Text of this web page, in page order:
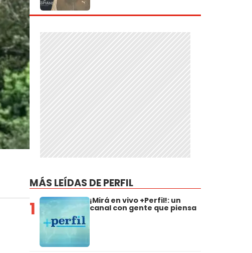
MÁS LEÍDAS DE PERFIL
1 ¡Mirá en vivo +Perfil!: un
canal con gente que piensa